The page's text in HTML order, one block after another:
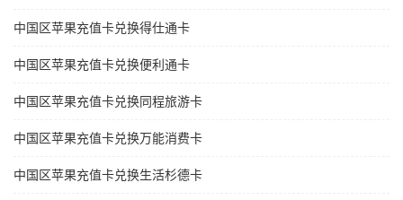
中国区苹果充值卡兑换得仕通卡
中国区苹果充值卡兑换便利通卡
中国区苹果充值卡兑换同程旅游卡
中国区苹果充值卡兑换万能消费卡
中国区苹果充值卡兑换生活杉德卡